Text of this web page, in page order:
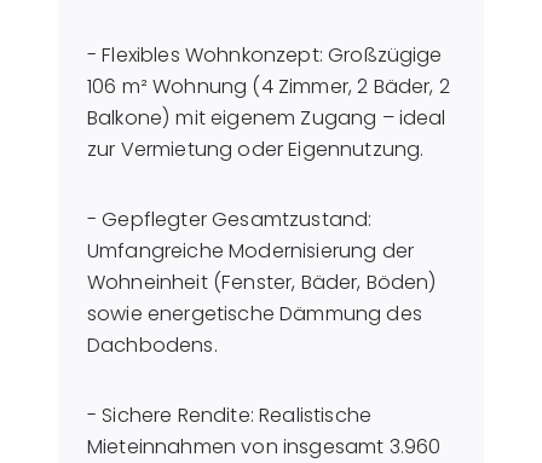
- Flexibles Wohnkonzept: Großzügige
106 m² Wohnung (4 Zimmer, 2 Bäder, 2
Balkone) mit eigenem Zugang – ideal
zur Vermietung oder Eigennutzung.
- Gepflegter Gesamtzustand:
Umfangreiche Modernisierung der
Wohneinheit (Fenster, Bäder, Böden)
sowie energetische Dämmung des
Dachbodens.
- Sichere Rendite: Realistische
Mieteinnahmen von insgesamt 3.960